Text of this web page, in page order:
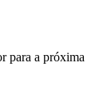
para a próxima